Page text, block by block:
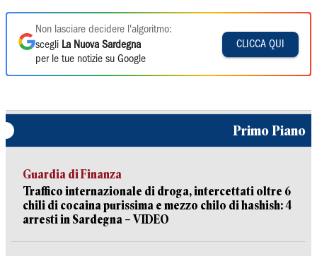
Non lasciare decidere l'algoritmo:
scegli La Nuova Sardegna
per le tue notizie su Google
CLICCA QUI
Primo Piano
Guardia di Finanza
Traffico internazionale di droga, intercettati oltre 6
chili di cocaina purissima e mezzo chilo di hashish: 4
arresti in Sardegna – VIDEO